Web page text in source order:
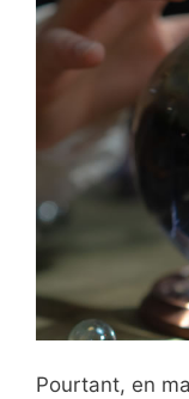
Pourtant, en